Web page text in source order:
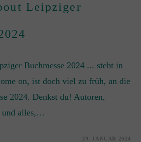
Leipziger
Buchmesse 2024 ... steht in
on, ist doch viel zu früh, an die
2024. Denkst du! Autoren,
und alles,…
29. JANUAR 2024